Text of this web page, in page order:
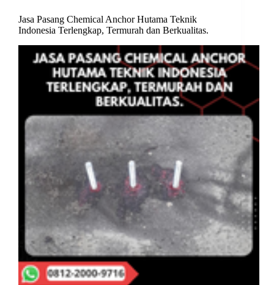
Jasa Pasang Chemical Anchor Hutama Teknik
Indonesia Terlengkap, Termurah dan Berkualitas.